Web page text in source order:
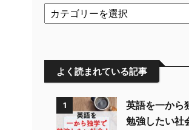
よく読まれている記事
1
英語を一から
勉強したい社